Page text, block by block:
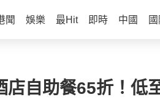
聞 娛樂 最Hit 即時 中國
店自助餐65折！低